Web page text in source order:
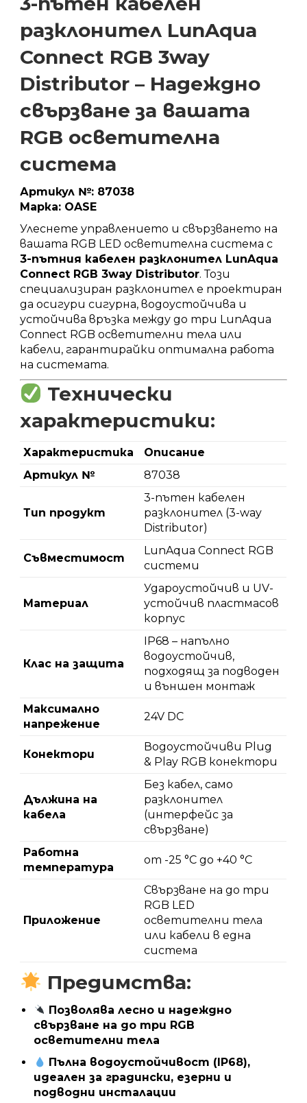
разклонител LunAqua
Connect RGB 3way
Distributor – Надеждно
свързване за вашата
RGB осветителна
система
Артикул №: 87038
Марка: OASE
Улеснете управлението и свързването на
вашата RGB LED осветителна система с
3-пътния кабелен разклонител LunAqua
Connect RGB 3way Distributor. Този
специализиран разклонител е проектиран
да осигури сигурна, водоустойчива и
устойчива връзка между до три LunAqua
Connect RGB осветителни тела или
кабели, гарантирайки оптимална работа
на системата.
Технически
характеристики:
Характеристика
Описание
Артикул №
87038
Тип продукт
3-пътен кабелен
разклонител (3-way
Distributor)
Съвместимост
LunAqua Connect RGB
системи
Материал
Удароустойчив и UV-
устойчив пластмасов
корпус
Клас на защита
IP68 – напълно
водоустойчив,
подходящ за подводен
и външен монтаж
Максимално
напрежение
24V DC
Конектори
Водоустойчиви Plug
& Play RGB конектори
Дължина на
кабела
Без кабел, само
разклонител
(интерфейс за
свързване)
Работна
температура
от -25 °C до +40 °C
Приложение
Свързване на до три
RGB LED
осветителни тела
или кабели в една
система
Предимства:
Позволява лесно и надеждно
свързване на до три RGB
осветителни тела
Пълна водоустойчивост (IP68),
идеален за градински, езерни и
подводни инсталации